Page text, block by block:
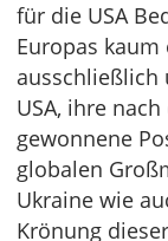
für die USA
Europas
ausschließlich
USA, ihre
gewonnene
globalen
Ukraine wie
Krönung